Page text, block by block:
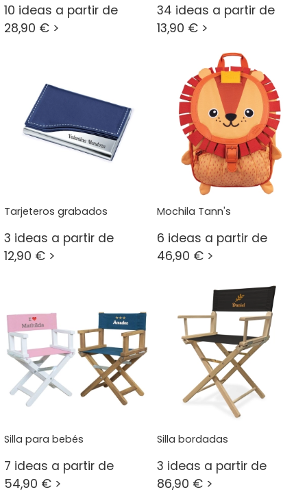
10 ideas a partir de
28,90 € >
34 ideas a partir de
13,90 € >
Tarjeteros grabados
3 ideas a partir de
12,90 € >
Mochila Tann's
6 ideas a partir de
46,90 € >
Silla para bebés
7 ideas a partir de
54,90 € >
Silla bordadas
3 ideas a partir de
86,90 € >